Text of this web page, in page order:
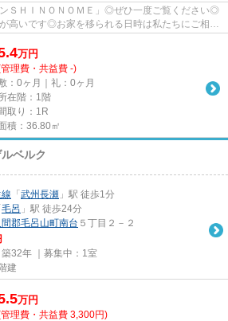
ＳＨＩＮＯＮＯＭＥ」◎ぜひ一度ご覧ください◎
高いです◎お家を移られる日時は私たちにご相談
も...
万円
理費・共益費 -)
：0ヶ月｜礼：0ヶ月
在階：1階
取り：1R
積：36.80㎡
ベルク
「 武州長瀬 」駅 徒歩1分
毛呂 」駅 徒歩24分
間郡毛呂山町南台 ５丁目２－２
32年 ｜募集中： 1室
建
万円
理費・共益費 3,300円)